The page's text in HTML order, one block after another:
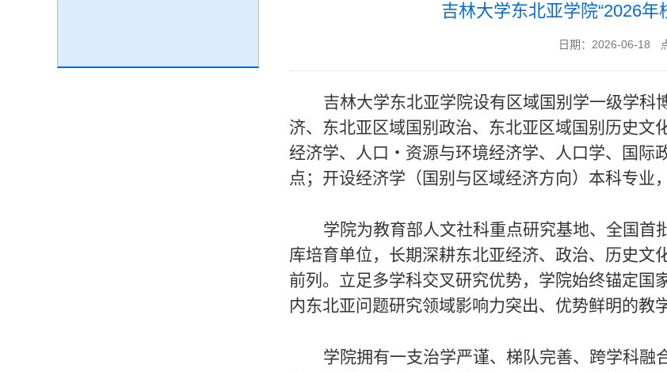
吉林大学东北亚学院“2026年
日期：2026-06-18
吉林大学东北亚学院设有区域国别学一级学科
济、东北亚区域国别政治、东北亚区域国别历史文
经济学、人口・资源与环境经济学、人口学、国际
点 ； 开设经济学（国别与区域经济方向）本科专业，
学院为教育部人文社科重点研究基地、全国首
库培育单位， 长期深耕东北亚经济、 政治、 历史文
前列。立足多学科交叉研究优势，学院始终锚定国
内东北亚问题研究领域影响力突出、 优势鲜明的教
学院拥有一支治学严谨、梯队完善、跨学科